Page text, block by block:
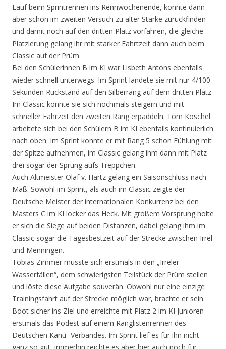
Lauf beim Sprintrennen ins Rennwochenende, konnte dann
aber schon im zweiten Versuch zu alter Stärke zurückfinden
und damit noch auf den dritten Platz vorfahren, die gleiche
Platzierung gelang ihr mit starker Fahrtzeit dann auch beim
Classic auf der Prüm.
Bei den Schülerinnen B im KI war Lisbeth Antons ebenfalls
wieder schnell unterwegs. Im Sprint landete sie mit nur 4/100
Sekunden Rückstand auf den Silberrang auf dem dritten Platz.
Im Classic konnte sie sich nochmals steigern und mit
schneller Fahrzeit den zweiten Rang erpaddeln. Tom Koschel
arbeitete sich bei den Schülern B im KI ebenfalls kontinuierlich
nach oben. Im Sprint konnte er mit Rang 5 schon Fühlung mit
der Spitze aufnehmen, im Classic gelang ihm dann mit Platz
drei sogar der Sprung aufs Treppchen.
Auch Altmeister Olaf v. Hartz gelang ein Saisonschluss nach
Maß. Sowohl im Sprint, als auch im Classic zeigte der
Deutsche Meister der internationalen Konkurrenz bei den
Masters C im KI locker das Heck. Mit großem Vorsprung holte
er sich die Siege auf beiden Distanzen, dabei gelang ihm im
Classic sogar die Tagesbestzeit auf der Strecke zwischen Irrel
und Menningen.
Tobias Zimmer musste sich erstmals in den „Irreler
Wasserfällen“, dem schwierigsten Teilstück der Prüm stellen
und löste diese Aufgabe souverän. Obwohl nur eine einzige
Trainingsfahrt auf der Strecke möglich war, brachte er sein
Boot sicher ins Ziel und erreichte mit Platz 2 im KI Junioren
erstmals das Podest auf einem Ranglistenrennen des
Deutschen Kanu- Verbandes. Im Sprint lief es für ihn nicht
ganz so gut, immerhin reichte es aber hier auch noch für